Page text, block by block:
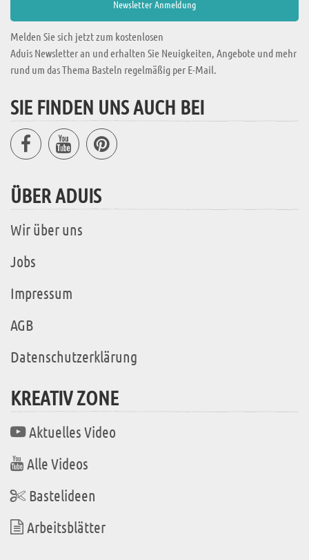
Melden Sie sich jetzt zum kostenlosen
Aduis Newsletter an und erhalten Sie Neuigkeiten, Angebote und mehr
rund um das Thema Basteln regelmäßig per E-Mail.
SIE FINDEN UNS AUCH BEI
ÜBER ADUIS
Wir über uns
Jobs
Impressum
AGB
Datenschutzerklärung
KREATIV ZONE
Aktuelles Video
Alle Videos
Bastelideen
Arbeitsblätter